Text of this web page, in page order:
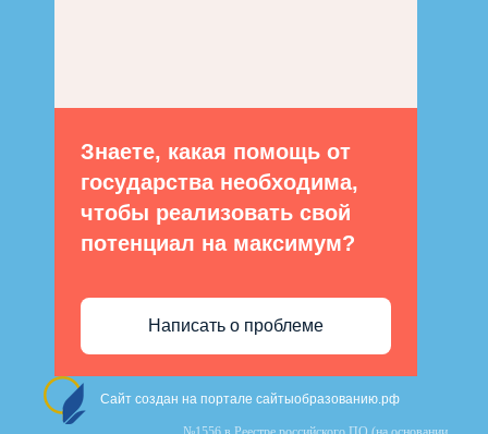
Знаете, какая помощь от
государства необходима,
чтобы реализовать свой
потенциал на максимум?
Написать о проблеме
Сайт создан на портале сайтыобразованию.рф